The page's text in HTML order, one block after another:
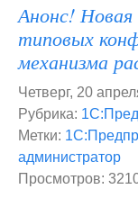
Анонс!
типовых
механизма
Четверг, 20
Рубрика:
Метки:
администратор
Просмотров: